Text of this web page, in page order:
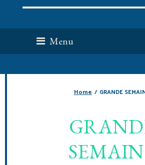
Menu
Home / GRANDE